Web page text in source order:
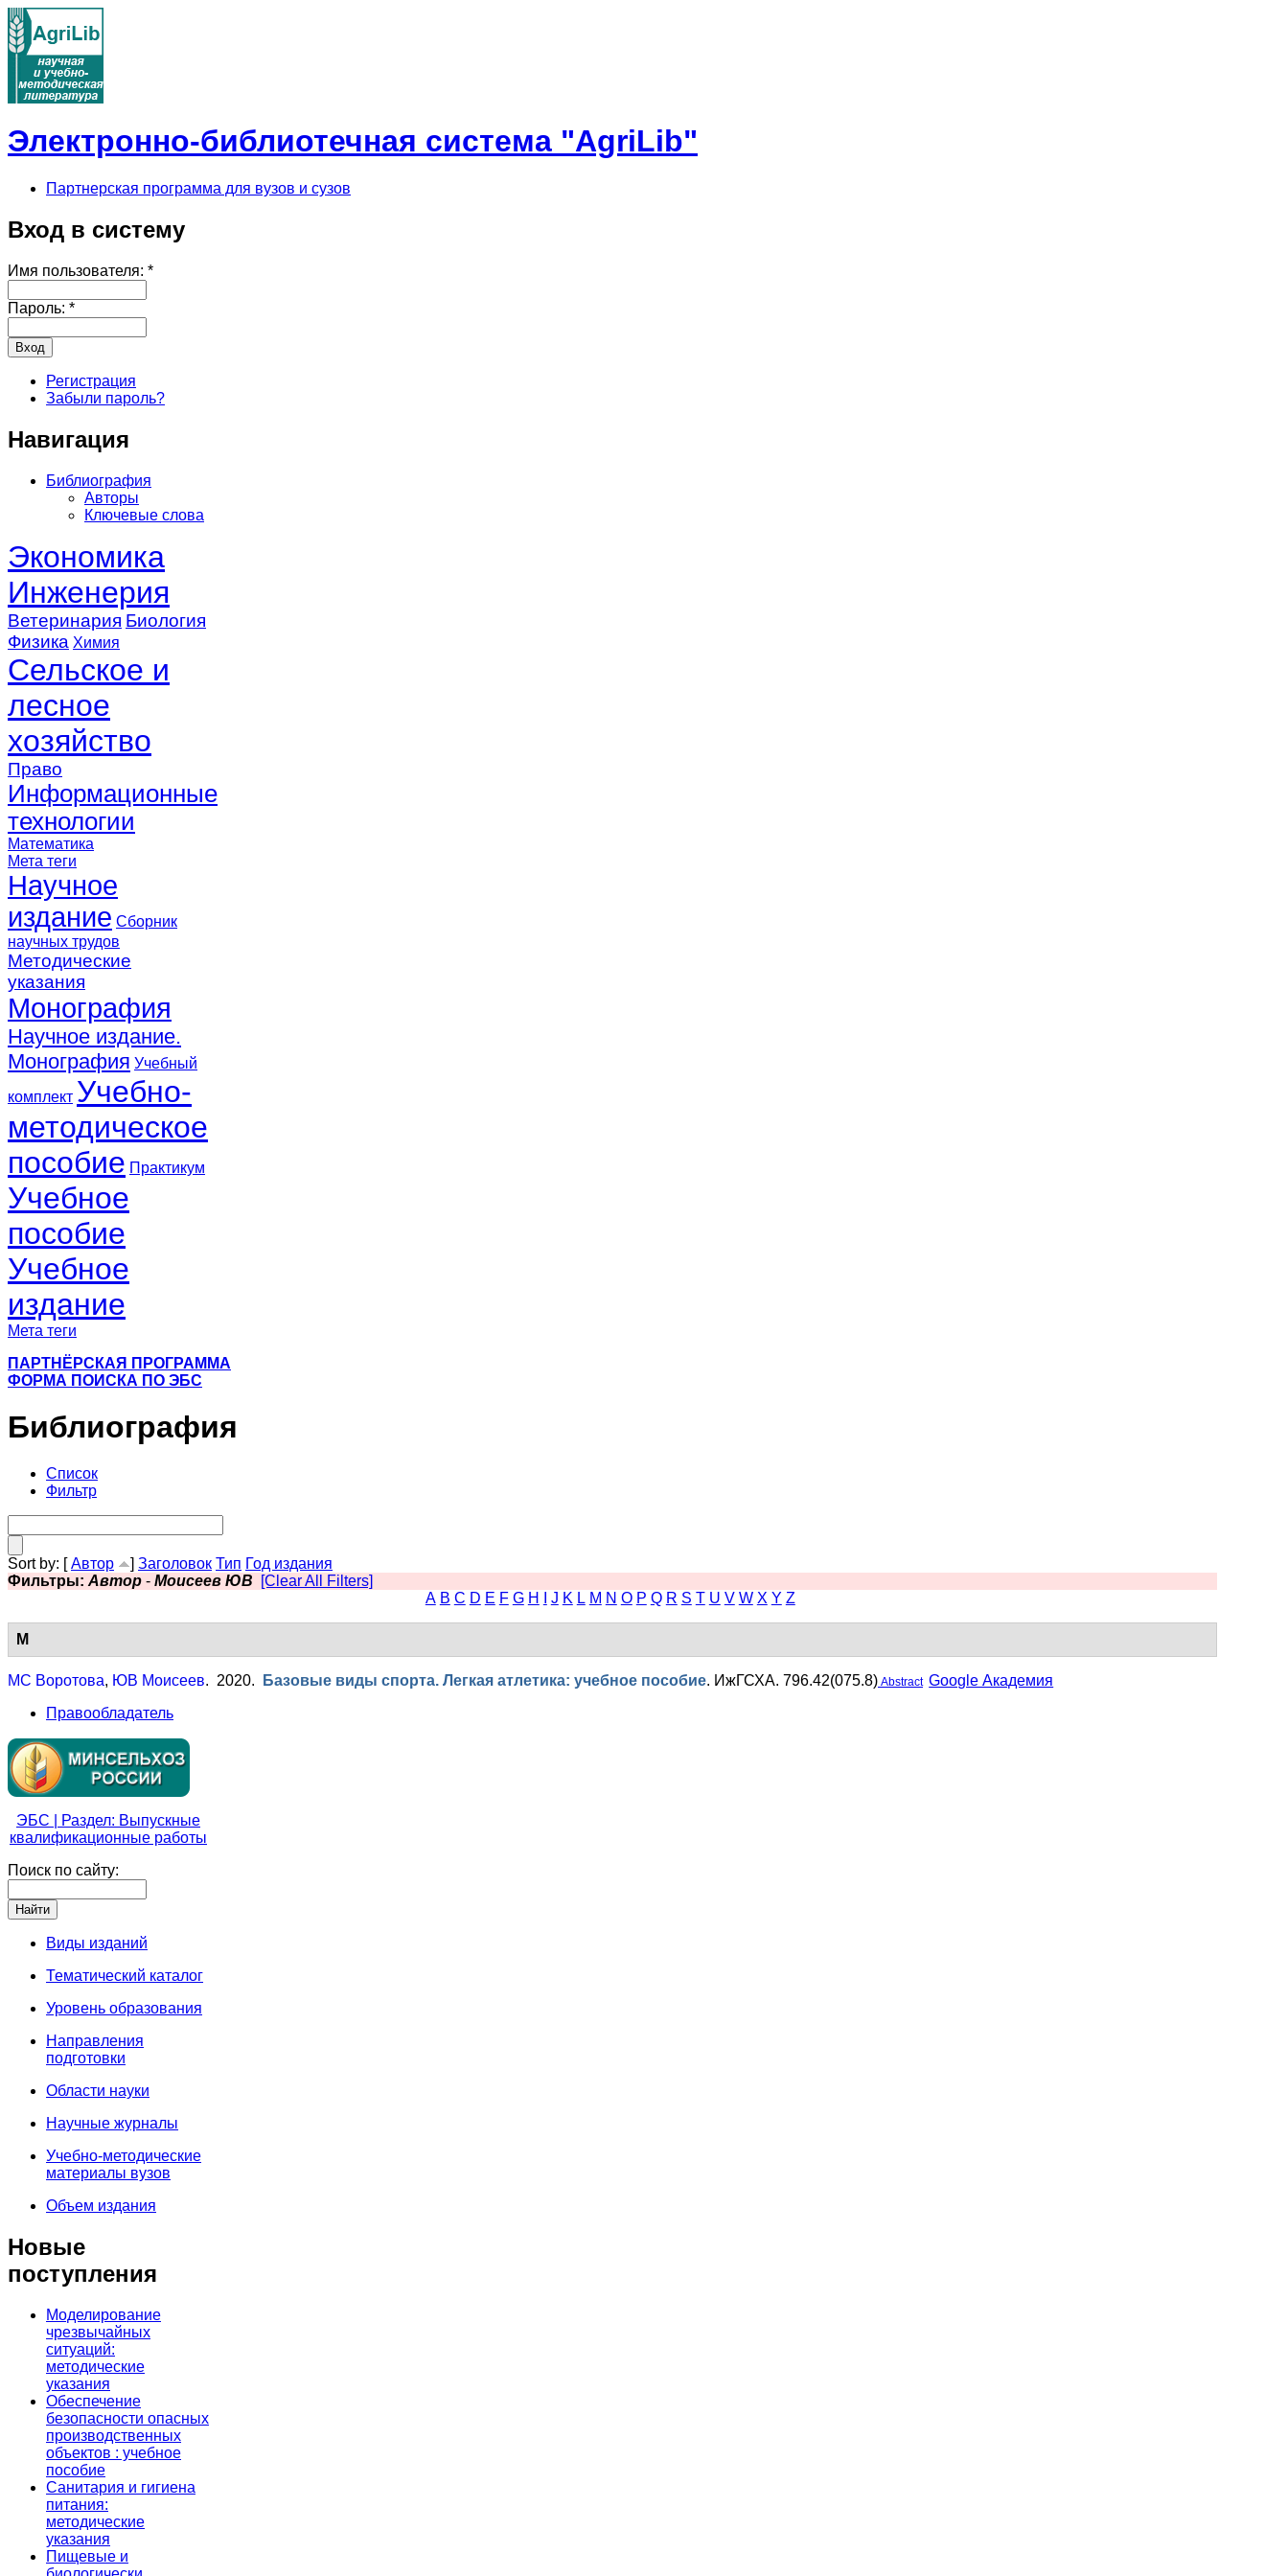
Электронно-библиотечная система "AgriLib"
Партнерская программа для вузов и сузов
Вход в систему
Имя пользователя: *
Пароль: *
Регистрация
Забыли пароль?
Навигация
Библиография
Авторы
Ключевые слова
Экономика
Инженерия
Ветеринария Биология
Физика Химия
Сельское и
лесное
хозяйство
Право
Информационные
технологии
Математика
Мета теги
Научное
издание Сборник
научных трудов
Методические
указания
Монография
Научное издание.
Монография Учебный
комплект Учебно-
методическое
пособие Практикум
Учебное
пособие
Учебное
издание
Мета теги
ПАРТНЁРСКАЯ ПРОГРАММА
ФОРМА ПОИСКА ПО ЭБС
Библиография
Список
Фильтр
Sort by: [Автор ] Заголовок Тип Год издания
Фильтры: Автор - Моисеев ЮВ
[Clear All Filters]
A B C D E F G H J K L M N O P Q R S T U V W X Y Z
М
МС Воротова, ЮВ Моисеев. 2020. Базовые виды спорта. Легкая атлетика: учебное пособие. ИжГСХА. 796.42(075.8) Abstract Google Академия
Правообладатель
ЭБС | Раздел: Выпускные
квалификационные работы
Поиск по сайту:
Виды изданий
Тематический каталог
Уровень образования
Направления
подготовки
Области науки
Научные журналы
Учебно-методические
материалы вузов
Объем издания
Новые
поступления
Моделирование
чрезвычайных
ситуаций:
методические
указания
Обеспечение
безопасности опасных
производственных
объектов : учебное
пособие
Санитария и гигиена
питания:
методические
указания
Пищевые и